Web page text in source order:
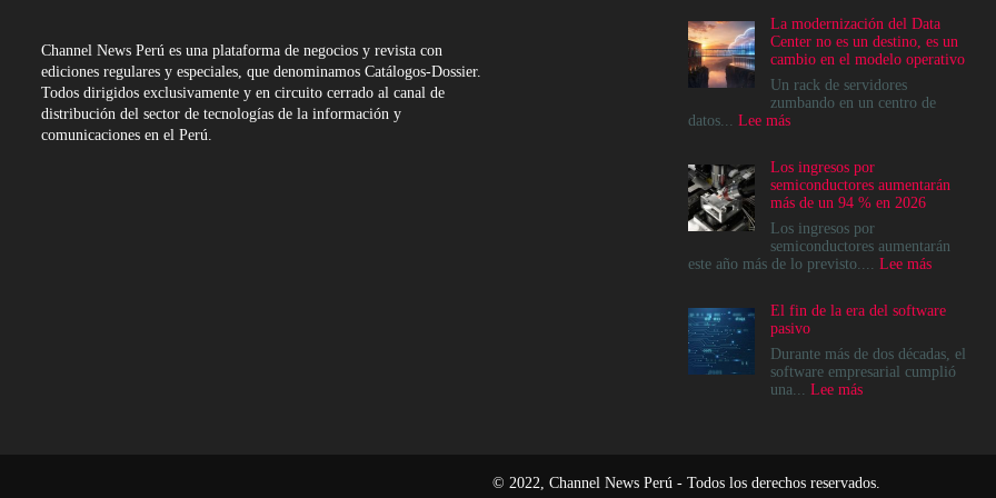
Channel News Perú es una plataforma de negocios y revista con
ediciones regulares y especiales, que denominamos Catálogos-Dossier.
Todos dirigidos exclusivamente y en circuito cerrado al canal de
distribución del sector de tecnologías de la información y
comunicaciones en el Perú.
La modernización del Data
Center no es un destino, es un
cambio en el modelo operativo
Un rack de servidores
zumbando en un centro de
datos... Lee más:
del
Data
Center
no
es
un
un
cambio
en
el
modelo
Los ingresos por
semiconductores aumentarán
más de un 94 % en 2026
Los ingresos por
semiconductores aumentarán
este año más de lo previsto.... Lee más:
por
aumentarán
más
El fin de la era del software
pasivo
Durante más de dos décadas, el
software empresarial cumplió
una... Lee más:
era
© 2022, Channel News Perú - Todos los derechos reservados.